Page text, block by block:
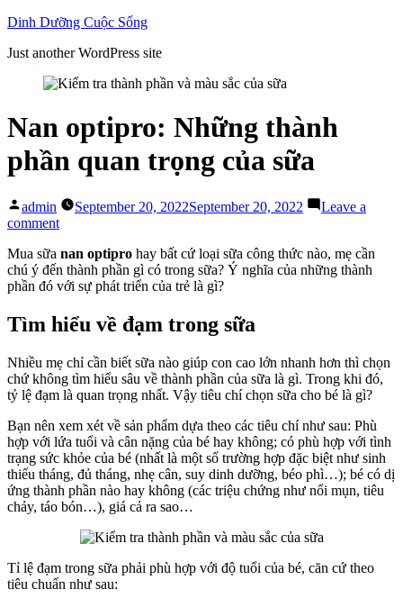
Skip
content
Dinh Dưỡng Cuộc Sống
Just another WordPress site
Nan optipro: Những thành
phần quan trọng của sữa
Posted
by
admin September 20, 2022September 20, 2022
Leave a
commenton
optipro:
Những
thành
quan
trọng
sữa
Mua sữa nan optipro hay bất cứ loại sữa công thức nào, mẹ cần
chú ý đến thành phần gì có trong sữa? Ý nghĩa của những thành
phần đó với sự phát triển của trẻ là gì?
Tìm hiểu về đạm trong sữa
Nhiều mẹ chỉ cần biết sữa nào giúp con cao lớn nhanh hơn thì chọn
chứ không tìm hiểu sâu về thành phần của sữa là gì. Trong khi đó,
tỷ lệ đạm là quan trọng nhất. Vậy tiêu chí chọn sữa cho bé là gì?
Bạn nên xem xét về sản phẩm dựa theo các tiêu chí như sau: Phù
hợp với lứa tuổi và cân nặng của bé hay không; có phù hợp với tình
trạng sức khỏe của bé (nhất là một số trường hợp đặc biệt như sinh
thiếu tháng, đủ tháng, nhẹ cân, suy dinh dưỡng, béo phì…); bé có dị
ứng thành phần nào hay không (các triệu chứng như nổi mụn, tiêu
chảy, táo bón…), giá cả ra sao…
Tỉ lệ đạm trong sữa phải phù hợp với độ tuổi của bé, căn cứ theo
tiêu chuẩn như sau: